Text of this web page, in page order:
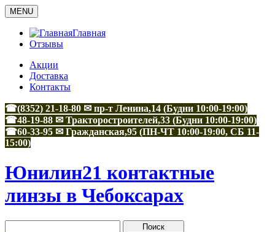
MENU
Главная
Отзывы
Акции
Доставка
Контакты
☎(8352) 21-18-80 ✉ пр-т Ленина,14 (Будни 10:00-19:00)
☎48-19-88 ✉ Тракторостроителей,33 (Будни 10:00-19:00)
☎60-33-95 ✉ Гражданская,95 (ПН-ЧТ 10:00-19:00, СБ 11-
15:00)
Юнилин21 контактные
линзы в Чебоксарах